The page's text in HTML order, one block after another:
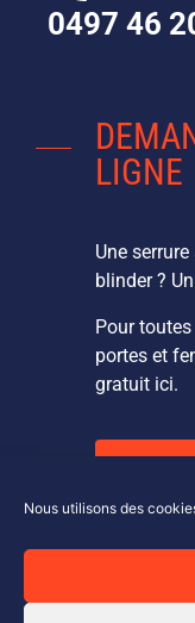
Nous utilisons des
0497 46
LIGNE
Une
blinder ?
Pour
portes et
gratuit ici.